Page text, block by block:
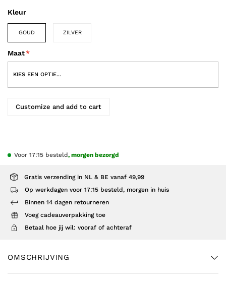
Kleur
GOUD ZILVER
Gratis verzending in NL & BE vanaf 49,99
Op werkdagen voor 17:15 besteld, morgen in huis
Binnen 14 dagen retourneren
Voeg cadeauverpakking toe
Betaal hoe jij wil: vooraf of achteraf
Maat
Customize and add to cart
Voor 17:15 besteld, morgen bezorgd
OMSCHRIJVING